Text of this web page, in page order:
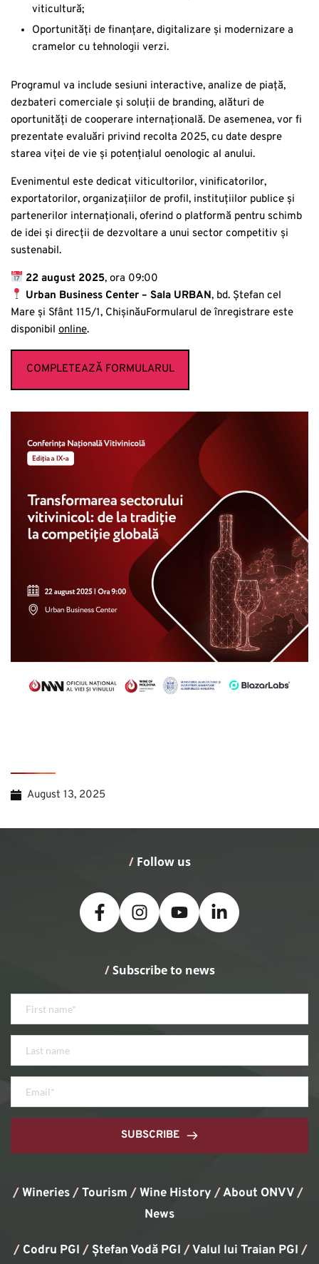
viticultură;
Oportunități de finanțare, digitalizare și modernizare a
cramelor cu tehnologii verzi.
Programul va include sesiuni interactive, analize de piață,
dezbateri comerciale și soluții de branding, alături de
oportunități de cooperare internațională. De asemenea, vor fi
prezentate evaluări privind recolta 2025, cu date despre
starea viței de vie și potențialul oenologic al anului.
Evenimentul este dedicat viticultorilor, vinificatorilor,
exportatorilor, organizațiilor de profil, instituțiilor publice și
partenerilor internaționali, oferind o platformă pentru schimb
de idei și direcții de dezvoltare a unui sector competitiv și
sustenabil.
22 august 2025, ora 09:00
Urban Business Center – Sala URBAN, bd. Ștefan cel
Mare și Sfânt 115/1, ChișinăuFormularul de înregistrare este
disponibil online.
COMPLETEAZĂ FORMULARUL
August 13, 2025
/ Follow us
/ Subscribe to news
SUBSCRIBE
/Wineries/Tourism /Wine History / About ONVV/
News
/ Codru PGI / Ștefan Vodă PGI /Valul lui Traian PGI